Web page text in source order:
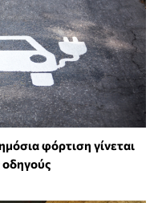
φόρτιση γίνεται
οδηγούς